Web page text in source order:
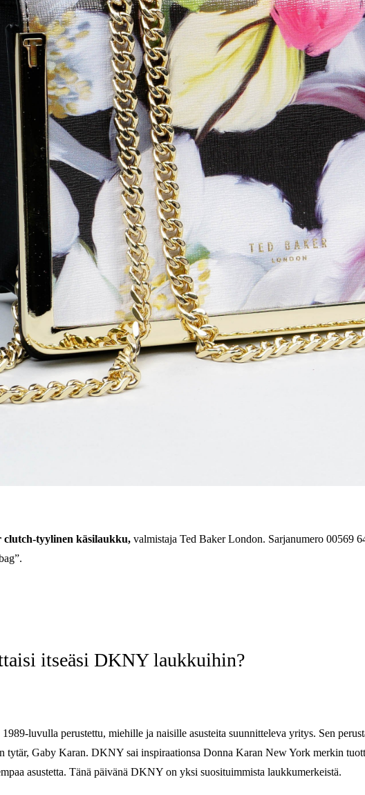
clutch-tyylinen käsilaukku, valmistaja Ted Baker London. Sarjanumero 00569
itseäsi DKNY laukkuihin?
luvulla perustettu, miehille ja naisille asusteita suunnitteleva yritys. Sen
tytär, Gaby Karan. DKNY sai inspiraationsa Donna Karan New York merkin
asustetta. Tänä päivänä DKNY on yksi suosituimmista laukkumerkeistä.